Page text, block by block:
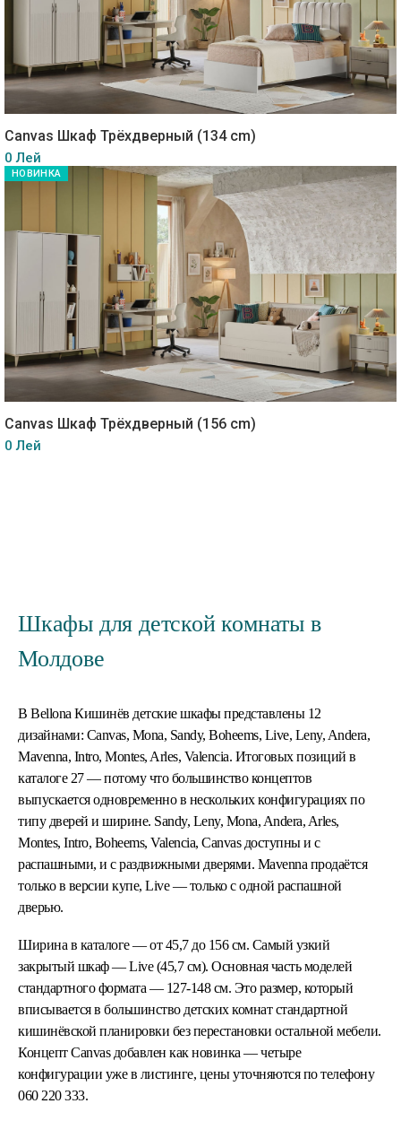
Canvas Шкаф Трёхдверный (134 cm)
0 Лей
НОВИНКА
Canvas Шкаф Трёхдверный (156 cm)
0 Лей
Шкафы для детской комнаты в
Молдове
В Bellona Кишинёв детские шкафы представлены 12
дизайнами: Canvas, Mona, Sandy, Boheems, Live, Leny, Andera,
Mavenna, Intro, Montes, Arles, Valencia. Итоговых позиций в
каталоге 27 — потому что большинство концептов
выпускается одновременно в нескольких конфигурациях по
типу дверей и ширине. Sandy, Leny, Mona, Andera, Arles,
Montes, Intro, Boheems, Valencia, Canvas доступны и с
распашными, и с раздвижными дверями. Mavenna продаётся
только в версии купе, Live — только с одной распашной
дверью.
Ширина в каталоге — от 45,7 до 156 см. Самый узкий
закрытый шкаф — Live (45,7 см). Основная часть моделей
стандартного формата — 127-148 см. Это размер, который
вписывается в большинство детских комнат стандартной
кишинёвской планировки без перестановки остальной мебели.
Концепт Canvas добавлен как новинка — четыре
конфигурации уже в листинге, цены уточняются по телефону
060 220 333.